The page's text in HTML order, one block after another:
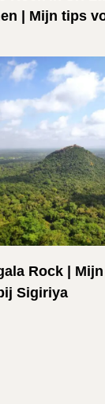
| Mijn tips
Rock |
Sigiriya